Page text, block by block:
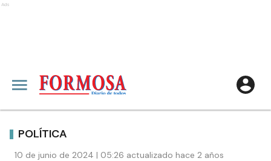
Ads
POLÍTICA
10 de junio de 2024 | 05:26 actualizado hace 2 años